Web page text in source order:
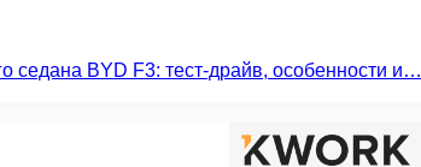
седана BYD F3: тест-драйв, особенности и…